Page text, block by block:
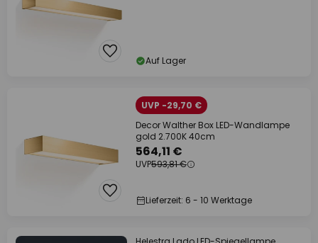
Auf Lager
UVP -29,70 €
Decor Walther Box LED-Wandlampe
gold 2.700K 40cm
564,11 €
UVP593,81 €
Lieferzeit: 6 - 10 Werktage